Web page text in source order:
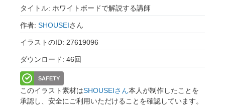
タイトル: ホワイトボードで解説する講師
作者: SHOUSEIさん
イラストのID: 27619096
ダウンロード: 46回
SAFETY
このイラスト素材はSHOUSEIさん本人が制作したことを
承認し、安全にご利用いただけることを確認しています。